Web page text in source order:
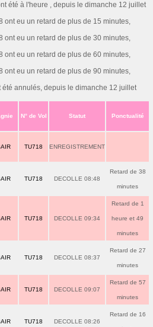
été à l'heure , depuis le dimanche 12 juillet
ont eu un retard de plus de 15 minutes,
ont eu un retard de plus de 30 minutes,
ont eu un retard de plus de 60 minutes,
ont eu un retard de plus de 90 minutes,
annulés, depuis le dimanche 12 juillet
N° de Vol Statut Ponctualité
TU718 ENREGISTREMENT
TU718 DECOLLE 08:48
Retard de 38
minutes
TU718 DECOLLE 09:34
Retard de 1
heure et 49
minutes
TU718 DECOLLE 08:37
Retard de 27
minutes
TU718 DECOLLE 09:07
Retard de 57
minutes
TU718 DECOLLE 08:26
Retard de 16